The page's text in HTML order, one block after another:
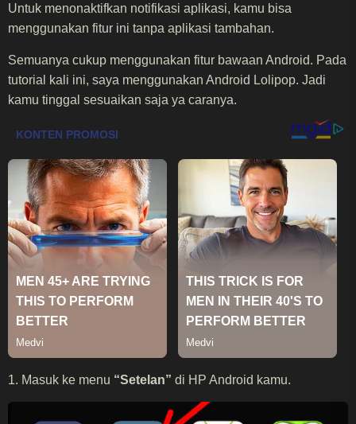
Untuk menonaktifkan notifikasi aplikasi, kamu bisa
menggunakan fitur ini tanpa aplikasi tambahan.
Semuanya cukup menggunakan fitur bawaan Android. Pada
tutorial kali ini, saya menggunakan Android Lolipop. Jadi
kamu tinggal sesuaikan saja ya caranya.
1. Masuk ke menu “Setelan” di HP Android kamu.